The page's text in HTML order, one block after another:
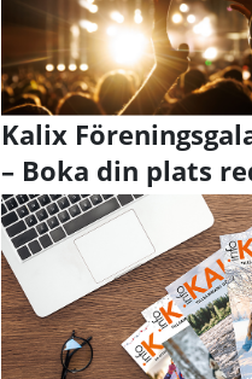
Kalix
– Boka din plats